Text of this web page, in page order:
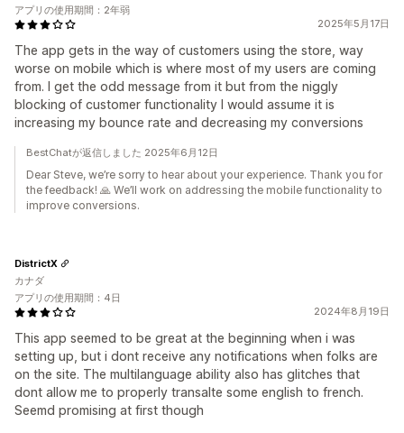
2025年5月17日
The app gets in the way of customers using the store, way
worse on mobile which is where most of my users are coming
from. I get the odd message from it but from the niggly
blocking of customer functionality I would assume it is
increasing my bounce rate and decreasing my conversions
アプリの使用期間：2年弱
BestChatが返信しました 2025年6月12日
Dear Steve, we’re sorry to hear about your experience. Thank you for
the feedback! 🙏 We’ll work on addressing the mobile functionality to
improve conversions.
2024年8月19日
This app seemed to be great at the beginning when i was
setting up, but i dont receive any notifications when folks are
on the site. The multilanguage ability also has glitches that
dont allow me to properly transalte some english to french.
Seemd promising at first though
DistrictX
カナダ
アプリの使用期間：4日